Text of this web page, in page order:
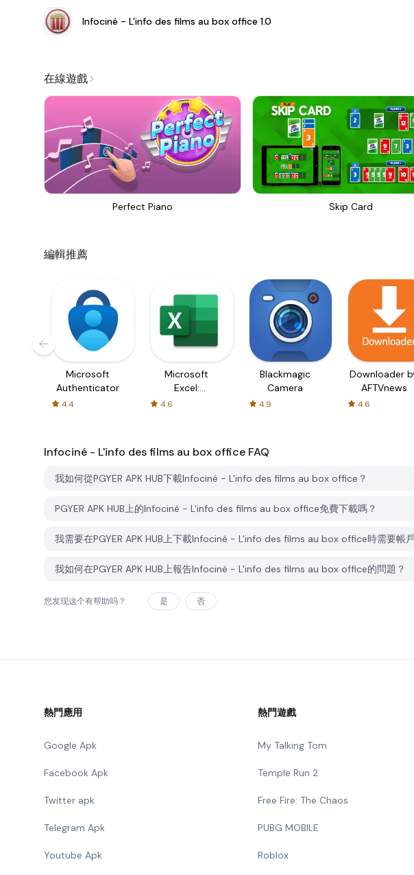
Infociné - L'info des films au box office 1.0
在線遊戲
Perfect Piano Skip Card
編輯推薦
Microsoft
Authenticator
4.4
Microsoft
Excel:
Spreadsheets
4.6
Blackmagic
Camera
4.9
Downloader
AFTVnews
4.6
Infociné - L'info des films au box office FAQ
我如何從PGYER APK HUB下載Infociné - L'info des films au box office？
PGYER APK HUB上的Infociné - L'info des films au box office免費下載嗎？
我需要在PGYER APK HUB上下載Infociné - L'info des films au box office時需要帳
我如何在PGYER APK HUB上報告Infociné - L'info des films au box office的問題？
您发现这个有帮助吗？ 是 否
熱門應用
Google Apk
Facebook Apk
Twitter apk
Telegram Apk
Youtube Apk
熱門遊戲
My Talking Tom
Temple Run 2
Free Fire: The Chaos
PUBG MOBILE
Roblox